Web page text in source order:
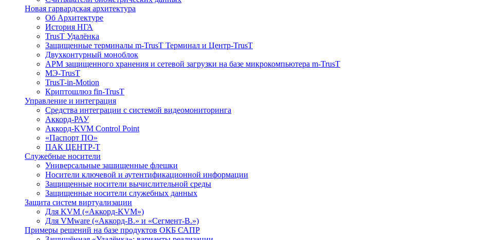
Новая гарвардская архитектура
Об Архитектуре
История НГА
TrusT Удалёнка
Защищенные терминалы m-TrusT Терминал и Центр-TrusT
Двухконтурный моноблок
АРМ защищенного хранения и сетевой загрузки на базе микрокомпьютера m-TrusT
МЭ-TrusT
TrusT-in-Motion
Криптошлюз fin-TrusT
Управление и интеграция
Средства интеграции с системой видеомониторинга
Аккорд-РАУ
Аккорд-KVM Control Point
«Паспорт ПО»
ПАК ЦЕНТР-Т
Служебные носители
Универсальные защищенные флешки
Носители ключевой и аутентификационной информации
Защищенные носители вычислительной среды
Защищенные носители служебных данных
Защита систем виртуализации
Для KVM («Аккорд-KVM»)
Для VMware («Аккорд-В.» и «Сегмент-В.»)
Примеры решений на базе продуктов ОКБ САПР